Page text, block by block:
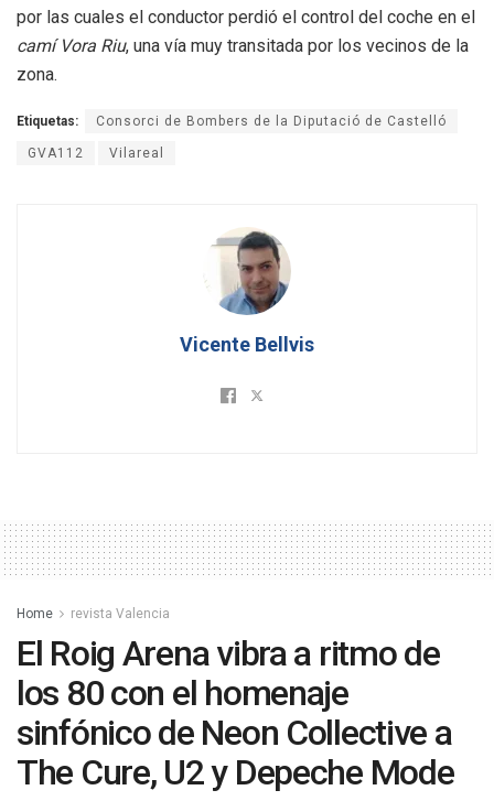
por las cuales el conductor perdió el control del coche en el
camí Vora Riu, una vía muy transitada por los vecinos de la
zona.
Etiquetas: Consorci de Bombers de la Diputació de Castelló
GVA112 Vilareal
Vicente Bellvis
Home revista Valencia
El Roig Arena vibra a ritmo de
los 80 con el homenaje
sinfónico de Neon Collective a
The Cure, U2 y Depeche Mode